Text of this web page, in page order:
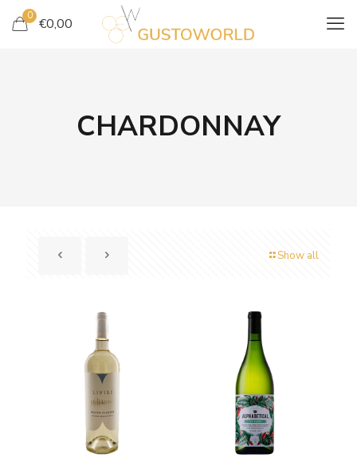
0 €0,00
CHARDONNAY
Show all